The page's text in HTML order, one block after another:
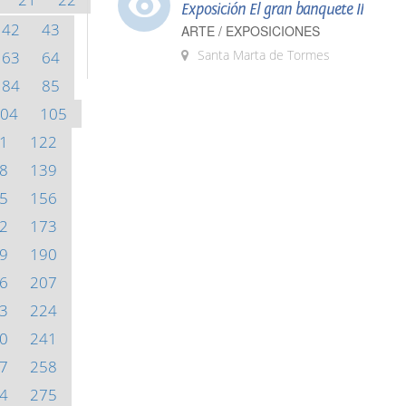
42
43
63
64
84
85
105
122
139
156
173
190
207
224
241
258
275
Exposición El gran banquete II
ARTE / EXPOSICIONES
Santa Marta de Tormes